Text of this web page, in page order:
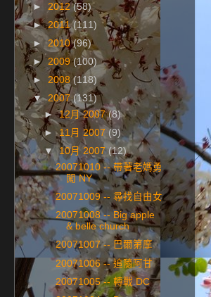
► 2012(58)
►2011(111)
► 2010(96)
► 2009(100)
► 2008(118)
▼2007(131)
►12月 2007(8)
►11月 2007 (9)
▼ 10月 2007(12)
20071010 -- 帶著老媽勇
闖 NY
20071009 -- 尋找自由女
20071008 -- Big apple
& belle church
20071007 -- 巴爾第摩
20071006 -- 追隨阿甘
20071005 -- 轉戰 DC